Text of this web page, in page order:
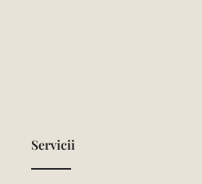
Servicii